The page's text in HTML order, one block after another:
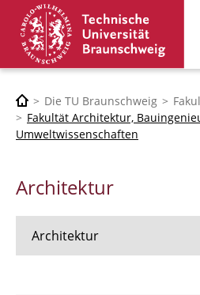
Die TU Braunschweig
Fakultät Architektur,
Umweltwissenschaften
Architektur
Architektur